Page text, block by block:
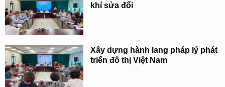
khí sửa đổi
Xây dựng hành lang pháp lý phát
triển đô thị Việt Nam